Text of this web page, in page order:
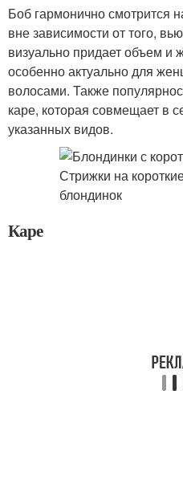
Боб гармонично смотрится
вне зависимости от того,
визуально придает объем и
особенно актуально для
волосами. Также
каре, которая совмещает в
указанных видов.
Каре